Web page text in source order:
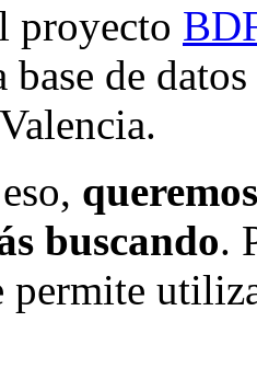
proyecto
base de
buscando.
permite